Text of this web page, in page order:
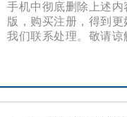
手机中彻底删除上述
版，购买注册，得到
我们联系处理。敬请谅